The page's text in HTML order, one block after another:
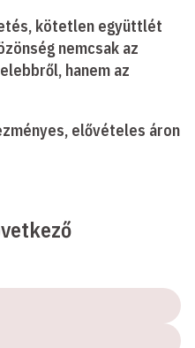
kötetlen együttlét
nemcsak az
hanem az
elővételes áron